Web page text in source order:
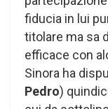
fiducia in lui
titolare ma sa
efficace con
Sinora ha
Pedro)